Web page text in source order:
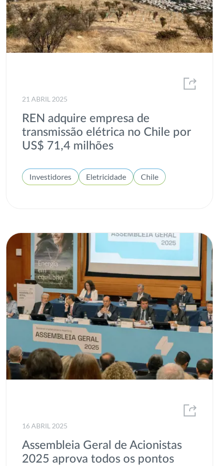
21 ABRIL 2025
REN adquire empresa de
transmissão elétrica no Chile por
US$ 71,4 milhões
Investidores Eletricidade Chile
16 ABRIL 2025
Assembleia Geral de Acionistas
2025 aprova todos os pontos